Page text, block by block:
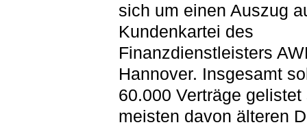
sich um einen Auszug
Kundenkartei des
Finanzdienstleisters
Hannover. Insgesamt
60.000 Verträge gelistet
meisten davon älteren